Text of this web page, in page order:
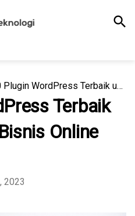
search
10 Plugin WordPress Terbaik untuk Dukung Bisnis Online Kamu
Terbaik
Online
2023